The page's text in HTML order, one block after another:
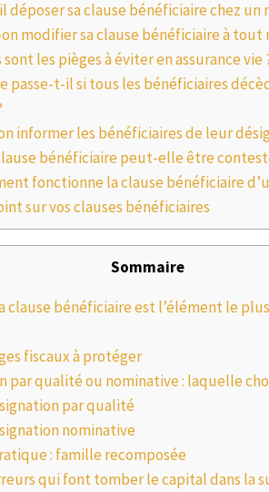
déposer sa clause bénéficiaire chez un
modifier sa clause bénéficiaire à tout
les pièges à éviter en assurance vie
passe-t-il si tous les bénéficiaires
informer les bénéficiaires de leur
bénéficiaire peut-elle être
fonctionne la clause bénéficiaire
sur vos clauses bénéficiaires
Sommaire
clause bénéficiaire est l’élément le
fiscaux à protéger
par qualité ou nominative : laquelle
par qualité
nominative
: famille recomposée
qui font tomber le capital dans la